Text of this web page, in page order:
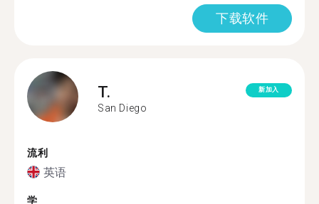
下载软件
T.
San Diego
新加入
流利
英语
学